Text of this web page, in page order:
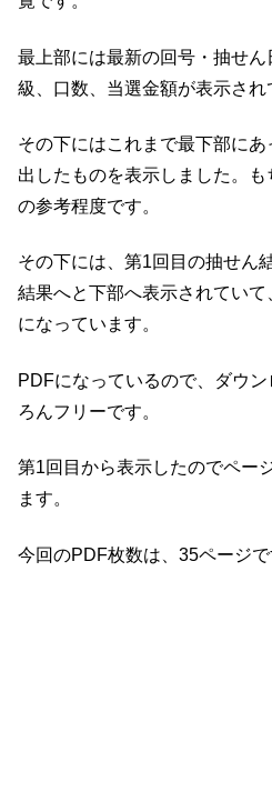
最上部には最新の回号・抽せ
級、口数、当選金額が表示され
その下にはこれまで最下部に
出したものを表示しました。も
の参考程度です。
その下には、第1回目の抽せん
結果へと下部へ表示されていて
になっています。
PDFになっているので、ダウ
ろんフリーです。
第1回目から表示したのでペー
ます。
今回のPDF枚数は、35ページで